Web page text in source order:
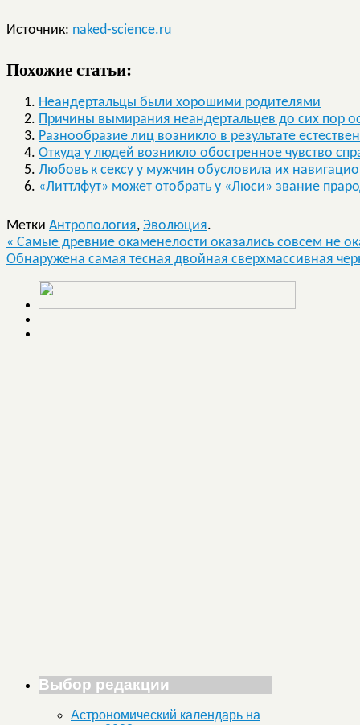
Источник: naked-science.ru
Похожие статьи:
Неандертальцы были хорошими родителями
Причины вымирания неандертальцев до сих пор
Разнообразие лиц возникло в результате
Откуда у людей возникло обостренное чувство
Любовь к сексу у мужчин обусловила их
«Литтлфут» может отобрать у «Люси» звание
Метки Антропология, Эволюция.
« Самые древние окаменелости оказались совсем не
Обнаружена самая тесная двойная сверхмассивная
Выбор редакции
Астрономический календарь на